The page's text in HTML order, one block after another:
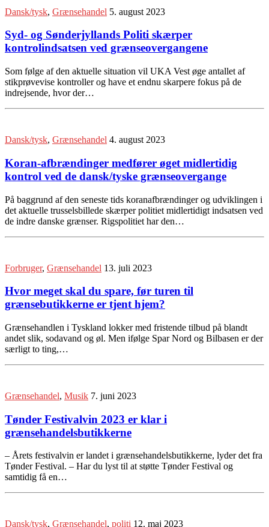
Dansk/tysk, Grænsehandel 5. august 2023
Syd- og Sønderjyllands Politi skærper
kontrolindsatsen ved grænseovergangene
Som følge af den aktuelle situation vil UKA Vest øge antallet af
stikprøvevise kontroller og have et endnu skarpere fokus på de
indrejsende, hvor der…
Dansk/tysk, Grænsehandel 4. august 2023
Koran-afbrændinger medfører øget midlertidig
kontrol ved de dansk/tyske grænseovergange
På baggrund af den seneste tids koranafbrændinger og udviklingen i
det aktuelle trusselsbillede skærper politiet midlertidigt indsatsen ved
de indre danske grænser. Rigspolitiet har den…
Forbruger, Grænsehandel 13. juli 2023
Hvor meget skal du spare, før turen til
grænsebutikkerne er tjent hjem?
Grænsehandlen i Tyskland lokker med fristende tilbud på blandt
andet slik, sodavand og øl. Men ifølge Spar Nord og Bilbasen er der
særligt to ting,…
Grænsehandel, Musik 7. juni 2023
Tønder Festivalvin 2023 er klar i
grænsehandelsbutikkerne
– Årets festivalvin er landet i grænsehandelsbutikkerne, lyder det fra
Tønder Festival. – Har du lyst til at støtte Tønder Festival og
samtidig få en…
Dansk/tysk, Grænsehandel, politi 12. maj 2023